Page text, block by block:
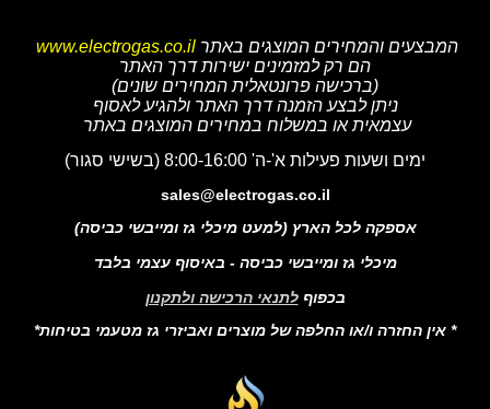
המבצעים והמחירים המוצגים באתר www.electrogas.co.il
הם רק למזמינים ישירות דרך האתר
(ברכישה פרונטאלית המחירים שונים)
ניתן לבצע הזמנה דרך האתר ולהגיע לאסוף
עצמאית או במשלוח במחירים המוצגים באתר
ימים ושעות פעילות א'-ה' 8:00-16:00 (בשישי סגור)
sales@electrogas.co.il
אספקה לכל הארץ (למעט מיכלי גז ומייבשי כביסה)
מיכלי גז ומייבשי כביסה - באיסוף עצמי בלבד
בכפוף לתנאי הרכישה ולתקנון
* אין החזרה ו/או החלפה של מוצרים ואביזרי גז מטעמי בטיחות*